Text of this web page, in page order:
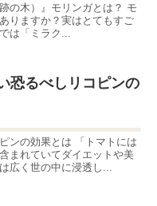
の木）』モリンガとは？ モ
りますか？実はとてもすご
は「ミラク...
恐るべしリコピンの
ンの効果とは 「トマトには
まれていてダイエットや美
広く世の中に浸透し...